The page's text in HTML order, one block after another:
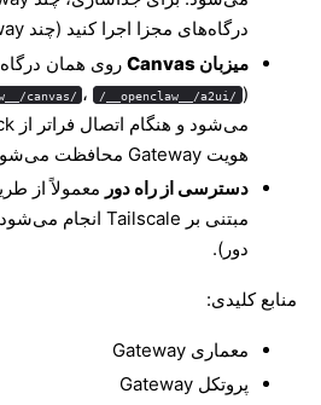
درگاه‌های مجزا اجرا کنید (چند Gateway
میزبان Canvas
canvas/ ، /__openclaw__/a2ui/
هویت Gateway محافظت می‌شود.
دسترسی از راه دور
مبتنی بر Tailscale انجام می‌شود (
دور ).
منابع کلیدی:
معماری Gateway
پروتکل Gateway